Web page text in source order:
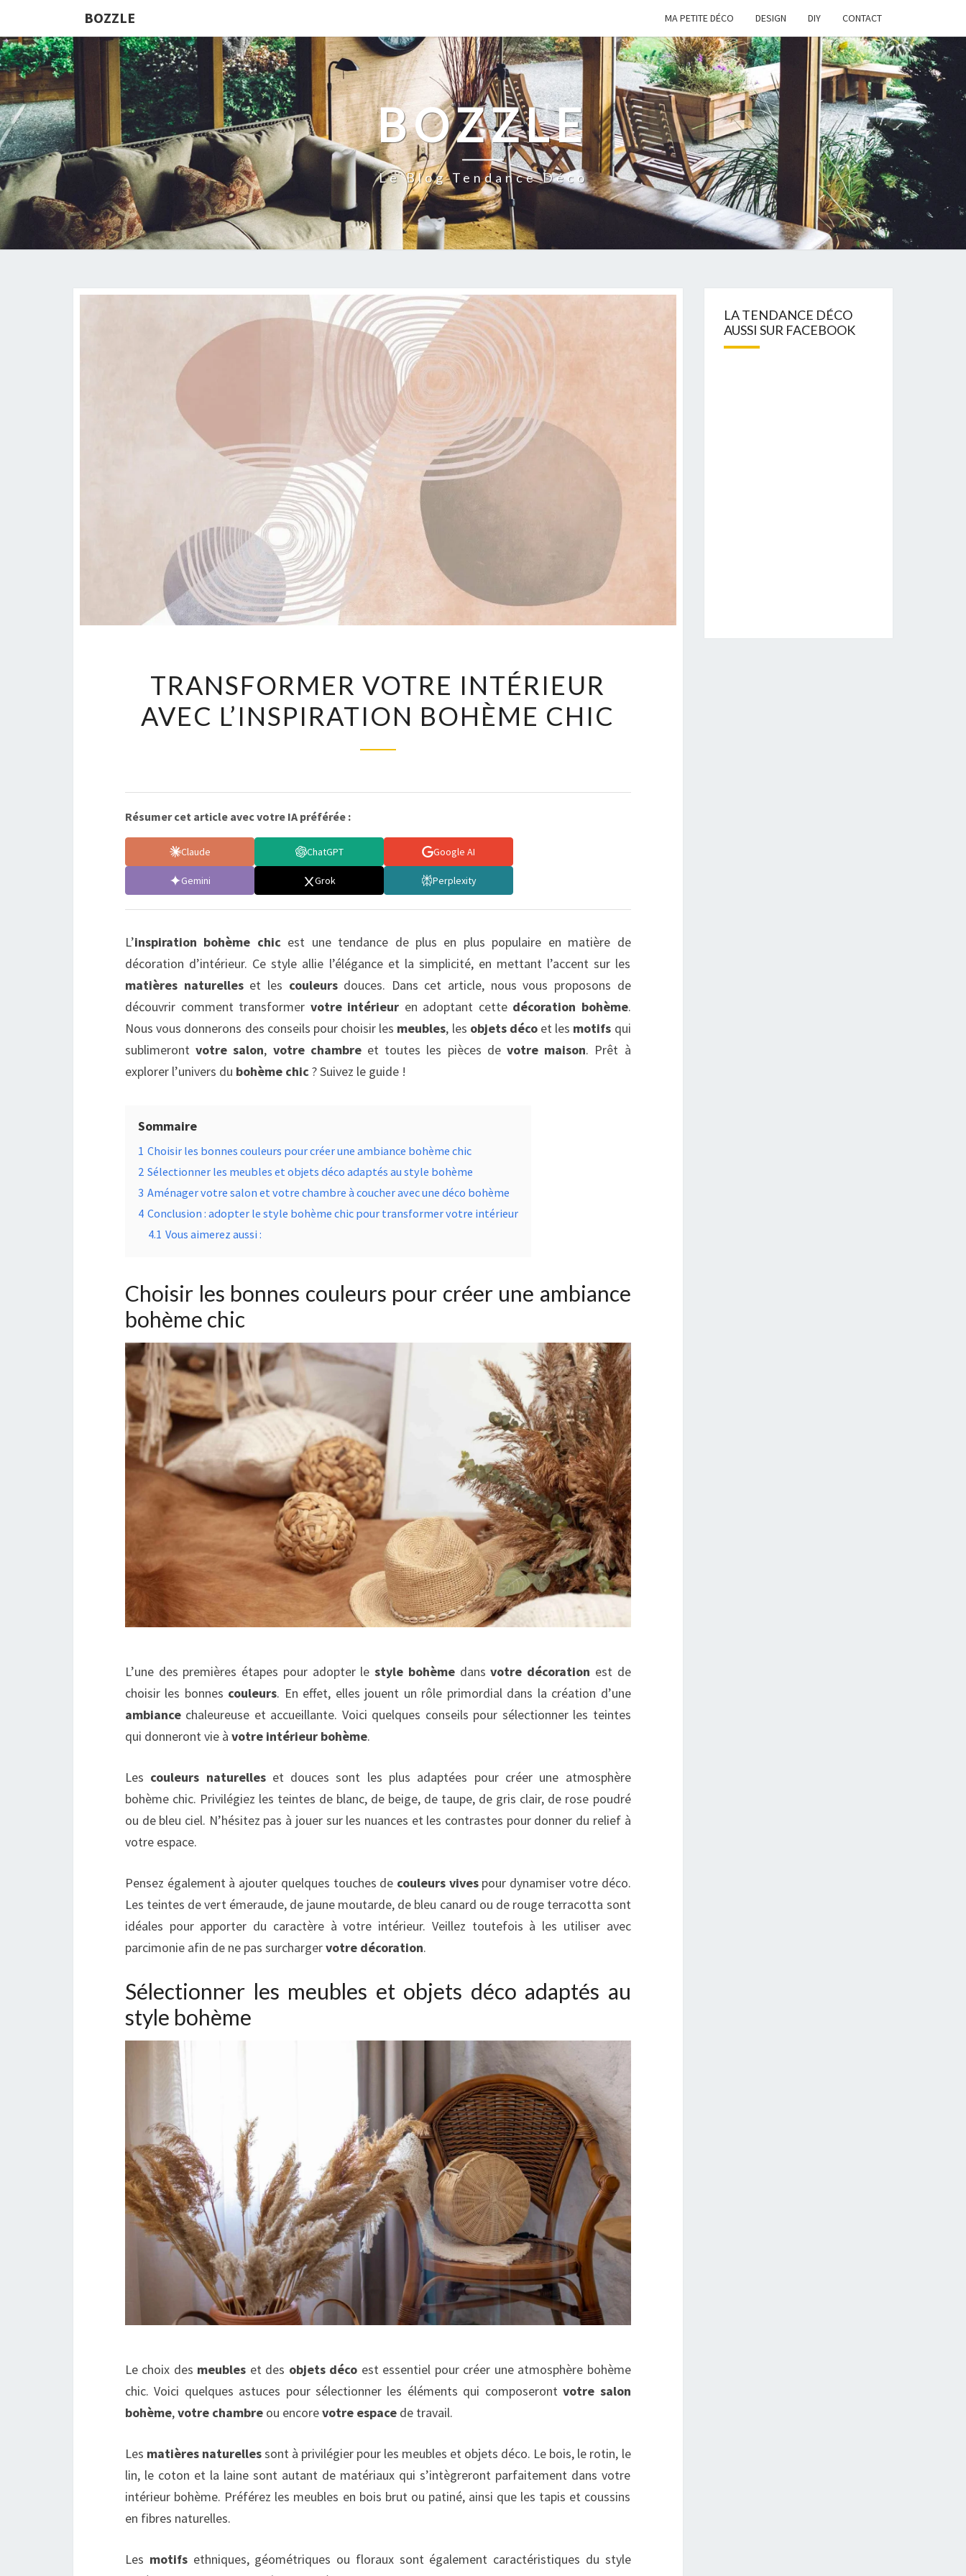
BOZZLE MA PETITE DÉCO DESIGN DIY CONTACT
BOZZLE
Le Blog Tendance Déco
VOTRE
INTÉRIEUR
AVEC
L’INSPIRATION
CHIC
TRANSFORMER VOTRE INTÉRIEUR
AVEC L’INSPIRATION BOHÈME CHIC
Résumer cet article avec votre IA préférée :
Claude ChatGPT Google AI
Gemini Grok Perplexity
L’inspiration bohème chic est une tendance de plus en plus populaire en matière de
décoration d’intérieur. Ce style allie l’élégance et la simplicité, en mettant l’accent sur les
matières naturelleset les couleursdouces. Dans cet article, nous vous proposons de
découvrir comment transformer votre intérieur en adoptant cette décoration bohème.
Nous vous donnerons des conseils pour choisir les meubles, les objets décoet les motifs qui
sublimerontvotre salon, votre chambreet toutes les pièces de votre maison. Prêt à
explorer l’univers du bohème chic ? Suivez le guide !
Sommaire
1 Choisir les bonnes couleurs pour créer une ambiance bohème chic
2 Sélectionner les meubles et objets déco adaptés au style bohème
3 Aménager votre salon et votre chambre à coucher avec une déco bohème
4 Conclusion : adopter le style bohème chic pour transformer votre intérieur
4.1 Vous aimerez aussi :
Choisir les bonnes couleurs pour créer une ambiance
bohème chic
L’une des premières étapes pour adopter lestyle bohèmedansvotre décoration est de
choisir les bonnes couleurs. En effet, elles jouent un rôle primordial dans la création d’une
ambiance chaleureuse et accueillante. Voici quelques conseils pour sélectionner les teintes
qui donneront vie à votre intérieur bohème.
Les couleurs naturelleset douces sont les plus adaptées pour créer une atmosphère
bohème chic. Privilégiez les teintes de blanc, de beige, de taupe, de gris clair, de rose poudré
ou de bleu ciel. N’hésitez pas à jouer sur les nuances et les contrastes pour donner du relief à
votre espace.
Pensez également à ajouter quelques touches de couleurs vivespour dynamiser votre déco.
Les teintes de vert émeraude, de jaune moutarde, de bleu canard ou de rouge terracotta sont
idéales pour apporter du caractère à votre intérieur. Veillez toutefois à les utiliser avec
parcimonie afin de ne pas surchargervotre décoration.
Sélectionner les meubles et objets déco adaptés au
style bohème
Le choix des meubles et des objets déco est essentiel pour créer une atmosphère bohème
chic. Voici quelques astuces pour sélectionner les éléments qui composerontvotre salon
bohème,votre chambre ou encorevotre espace de travail.
Les matières naturellessont à privilégier pour les meubles et objets déco. Le bois, le rotin, le
lin, le coton et la laine sont autant de matériaux qui s’intègreront parfaitement dans votre
intérieur bohème. Préférez les meubles en bois brut ou patiné, ainsi que les tapis et coussins
en fibres naturelles.
Les motifsethniques, géométriques ou floraux sont également caractéristiques du style
LA TENDANCE DÉCO
AUSSI SUR FACEBOOK